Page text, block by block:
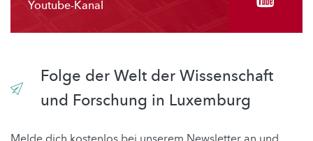
Youtube-Kanal
Folge der Welt der Wissenschaft
und Forschung in Luxemburg